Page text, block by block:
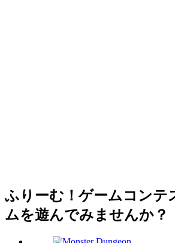
ふりーむ！ゲームコンテ
ムを遊んでみませんか？